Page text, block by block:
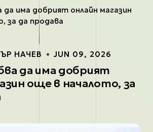
НАЧЕВ JUN 09, 2026
да има добрият
още в началото, за